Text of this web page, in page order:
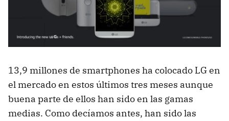
13,9 millones de smartphones ha colocado LG en
el mercado en estos últimos tres meses aunque
buena parte de ellos han sido en las gamas
medias. Como decíamos antes, han sido las